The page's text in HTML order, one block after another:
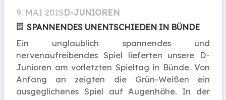
9. MAI 2015D-JUNIOREN
SPANNENDES UNENTSCHIEDEN IN BÜNDE
Ein unglaublich spannendes und
nervenaufreibendes Spiel lieferten unsere D-
Junioren am vorletzten Spieltag in Bünde. Von
Anfang an zeigten die Grün-Weißen ein
ausgeglichenes Spiel auf Augenhöhe. In der